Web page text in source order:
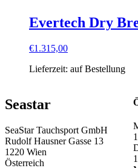
Evertech Dry
€1.315,00
Lieferzeit: auf Bestellung
Seastar
SeaStar Tauchsport GmbH
Rudolf Hausner Gasse 13
1220 Wien
Österreich